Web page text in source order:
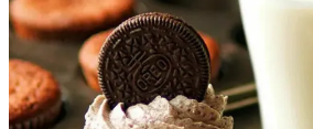
(ESTILO
IKEA)